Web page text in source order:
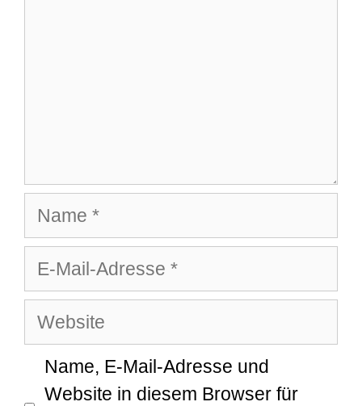
Name
E-
Mail-
Adresse
Website
Name, E-Mail-Adresse und
Website in diesem Browser für